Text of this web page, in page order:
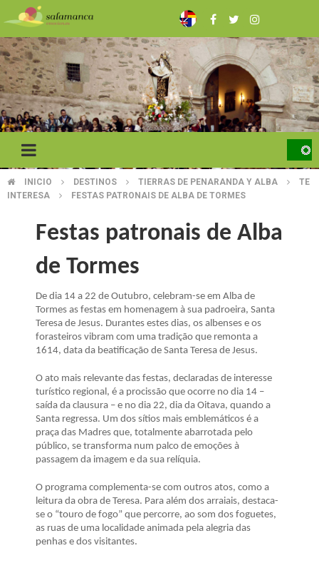
to
main
content
BREADCRUMB
INICIO DESTINOS TIERRAS DE PENARANDA Y ALBA
TE
INTERESA
FESTAS PATRONAIS DE ALBA DE TORMES
Festas patronais de Alba
de Tormes
De dia 14 a 22 de Outubro, celebram-se em Alba de
Tormes as festas em homenagem à sua padroeira, Santa
Teresa de Jesus. Durantes estes dias, os albenses e os
forasteiros vibram com uma tradição que remonta a
1614, data da beatificação de Santa Teresa de Jesus.
O ato mais relevante das festas, declaradas de interesse
turístico regional, é a procissão que ocorre no dia 14 –
saída da clausura – e no dia 22, dia da Oitava, quando a
Santa regressa. Um dos sítios mais emblemáticos é a
praça das Madres que, totalmente abarrotada pelo
público, se transforma num palco de emoções à
passagem da imagem e da sua relíquia.
O programa complementa-se com outros atos, como a
leitura da obra de Teresa. Para além dos arraiais, destaca-
se o “touro de fogo” que percorre, ao som dos foguetes,
as ruas de uma localidade animada pela alegria das
penhas e dos visitantes.